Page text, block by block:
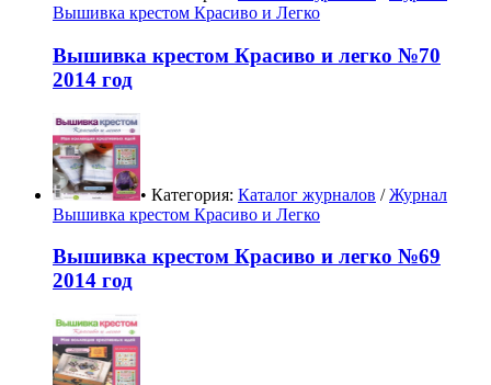
Вышивка крестом Красиво и Легко
Вышивка крестом Красиво и легко №70
2014 год
• Категория: Каталог журналов /Журнал
Вышивка крестом Красиво и Легко
Вышивка крестом Красиво и легко №69
2014 год